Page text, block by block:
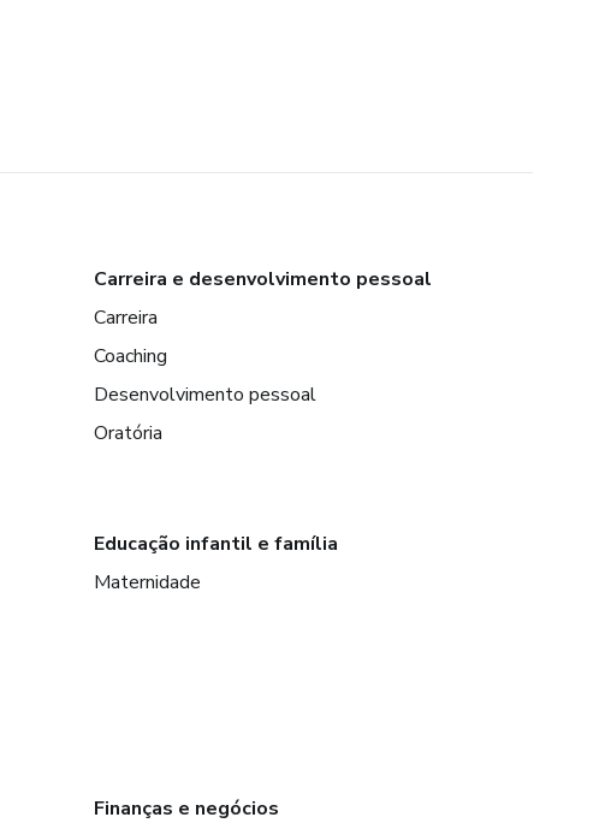
Carreira e desenvolvimento pessoal
Carreira
Coaching
Desenvolvimento pessoal
Oratória
Educação infantil e família
Maternidade
Finanças e negócios